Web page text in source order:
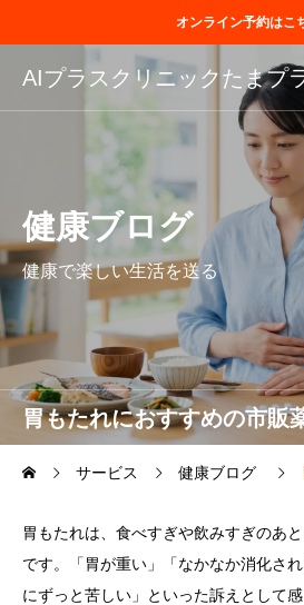
オンライン予約はこ
AIプラスクリニックたまプ
胃もたれにおすすめの市販
飲みすぎ時の対処法
健康ブログ
健康で楽しい生活を送る
サービス 健康ブログ
胃もたれは、食べすぎや飲みすぎのあ
です。「胃が重い」「なかなか消化さ
にずっと苦しい」といった訴えとして